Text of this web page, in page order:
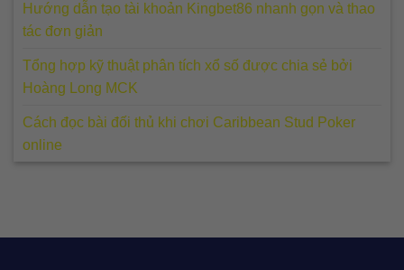
Hướng dẫn tạo tài khoản Kingbet86 nhanh gọn và thao
tác đơn giản
Tổng hợp kỹ thuật phân tích xổ số được chia sẻ bởi
Hoàng Long MCK
Cách đọc bài đối thủ khi chơi Caribbean Stud Poker
online